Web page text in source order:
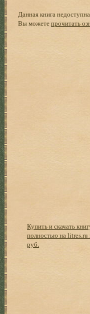
Данная книга
Вы можетепрочитать
Купить и скачать
полностью на litres.ru
руб.